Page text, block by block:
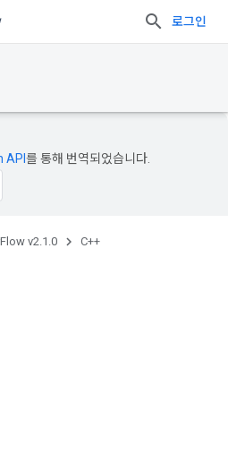
로그인
API 를 통해 번역되었습니다.
v2.1.0 C++